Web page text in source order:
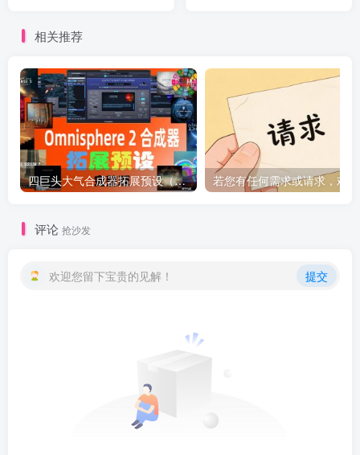
相关推荐
四巨头大气合成器拓展预设（全家桶）Spectrasonics for Omnisphere 2（Synth Presets）（Omnisphere2 扩展）（包含Bob Moog Tribute Library Sonic Extensions Nylon Sky Seismic Shock Unclean Machine Undercurreent @80.ymar – Xenon Audiority Darkscapes Aberration Mach I BADLANDS Beautiful Void Audio Autumn Choirs Fragments Tapes From The Attic Time Dilation Chronicles from the Stars CineTrance_Movements Dark Energy Equilibrium 2 Essential Genesis Elements – Dystopian Rains Heartwood Soundware Hardwired Human Voices Redux Luftrum 3 2024 Ambient 3 LUFTRUM EXPANSE 3 Mistral Unizion Music_MISTRAL INTENSITY Omnisphere Psytrance Presets 2 Zenhiser Plughugger Atmospheric Guitar Plughugger Voices of Eclipse PlugInGuru Beautifully Broken PlugInGuru MegaMagic Dreams Prospective Radiant Shadows Sonic Atoms Baltic Shimmers Sonic Underworld Pandorum SPLASH Stingray Instruments Majesty SE Retropolis String Audio Darkless Infrared Lightless Unhuman StudioPlug Lucid Parasite Popstyle Power Uzi Wrld Vision (Omnisphere Bank) The Very Loud Indeed Co Omnisphere Grafos Irazu Tom Wolfe’s Atomos Lunnen Tom Wolfe s Oblivion Tom Wolfes Solus Triple Spiral Audio Evolution Extinction Extended Extinction Foundations Journeys 2 Extended Reveries Rust Extended Singularity Springendal Tonewood Extended Winter Solstice Zembla TWS – Majestica Vol 1 TWS – Vinyl TWS Polar Ice X Vangelis for Omnisphere Vicious Antelope 12 Gods Aphrodite Apollo Ares Artemis Athena Demeter Hephaestus Hera Hermes Hestia Poseidon Zeus Xcess for All Dream Keys Xcess for All Magical Garden）
评论 抢沙发
欢迎您留下宝贵的见解！ 提交